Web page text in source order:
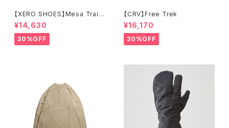
【XERO SHOES】Mesa Trail
WP (ブラック)
¥14,630
30%OFF
【CRV】Free Trek
¥16,170
30%OFF